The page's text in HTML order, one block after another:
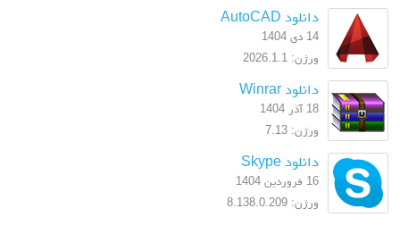
دانلود AutoCAD
14 دی 1404
ورژن: 2026.1.1
دانلود Winrar
18 آذر 1404
ورژن: 7.13
دانلود Skype
16 فروردین 1404
ورژن: 8.138.0.209